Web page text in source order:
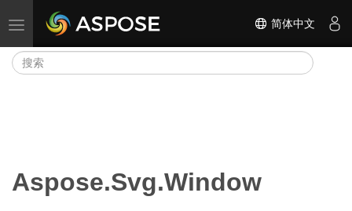
切换导航 简体中文
Aspose.Svg.Window